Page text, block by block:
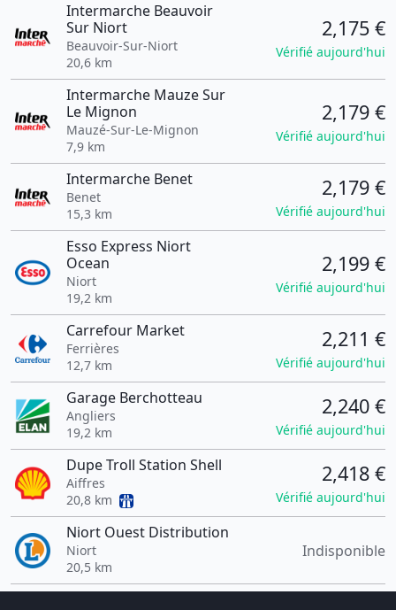
Intermarche Beauvoir
Sur Niort
Beauvoir-Sur-Niort
20,6 km
2,175 €
Vérifié aujourd'hui
Intermarche Mauze Sur
Le Mignon
Mauzé-Sur-Le-Mignon
7,9 km
2,179 €
Vérifié aujourd'hui
Intermarche Benet
Benet
15,3 km
2,179 €
Vérifié aujourd'hui
Esso Express Niort
Ocean
Niort
19,2 km
2,199 €
Vérifié aujourd'hui
Carrefour Market
Ferrières
12,7 km
2,211 €
Vérifié aujourd'hui
Garage Berchotteau
Angliers
19,2 km
2,240 €
Vérifié aujourd'hui
Dupe Troll Station Shell
Aiffres
20,8 km
2,418 €
Vérifié aujourd'hui
Niort Ouest Distribution
Niort
20,5 km
Indisponible